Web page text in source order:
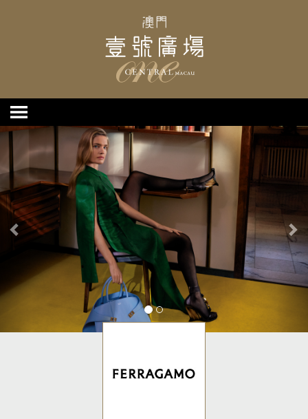
上
一
个
下
一
个